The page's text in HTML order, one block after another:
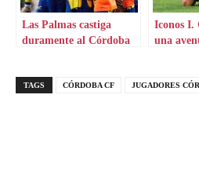
Las Palmas castiga
duramente al Córdoba
Iconos I.
una
TAGS CÓRDOBA CF JUGADORES